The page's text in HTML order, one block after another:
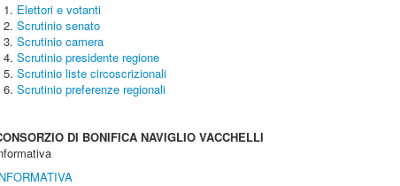
Elettori e votanti
Scrutinio senato
Scrutinio camera
Scrutinio presidente regione
Scrutinio liste circoscrizionali
Scrutinio preferenze regionali
DI BONIFICA NAVIGLIO VACCHELLI